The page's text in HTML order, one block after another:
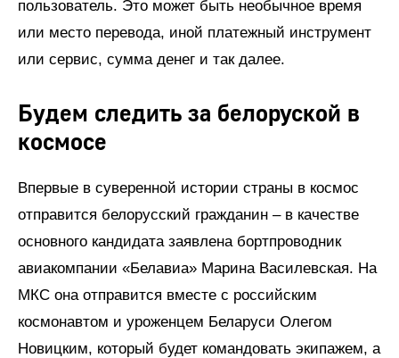
пользователь. Это может быть необычное время
или место перевода, иной платежный инструмент
или сервис, сумма денег и так далее.
Будем следить за белоруской в
космосе
Впервые в суверенной истории страны в космос
отправится белорусский гражданин – в качестве
основного кандидата заявлена бортпроводник
авиакомпании «Белавиа» Марина Василевская. На
МКС она отправится вместе с российским
космонавтом и уроженцем Беларуси Олегом
Новицким, который будет командовать экипажем, а